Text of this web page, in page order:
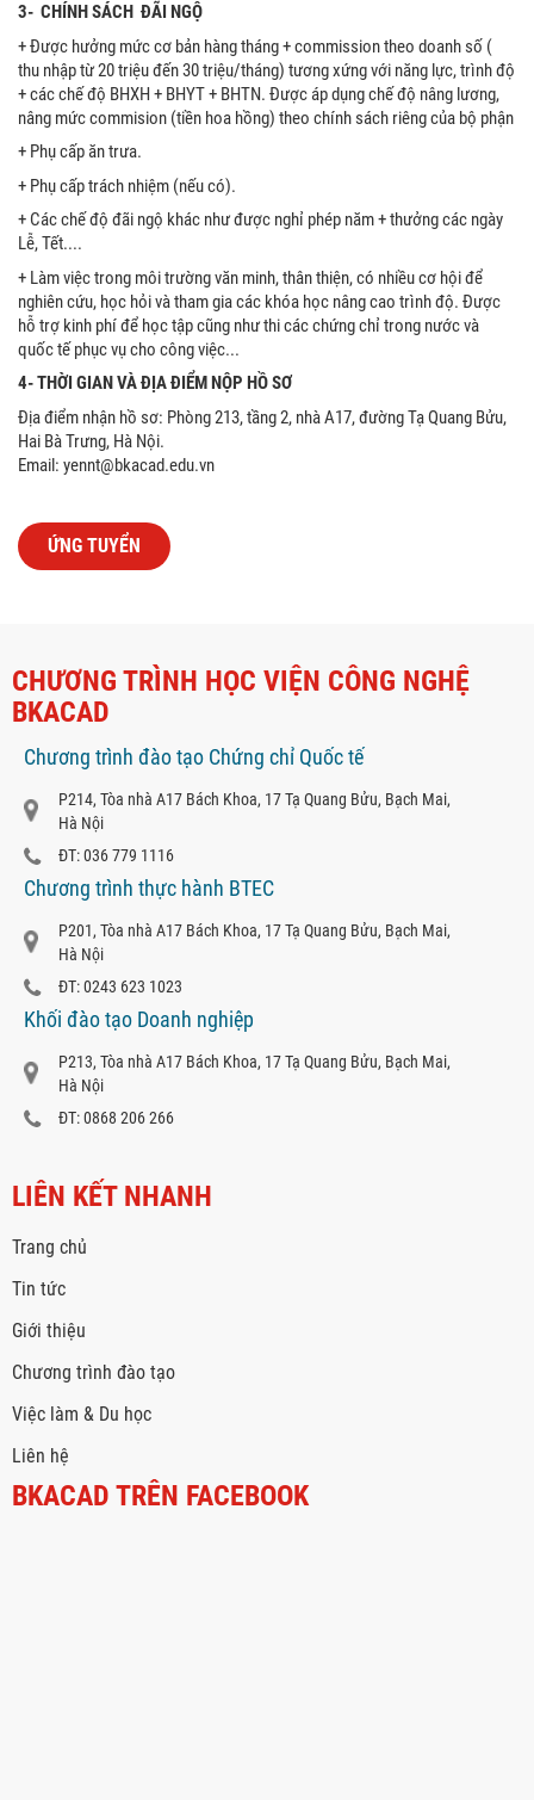
3- CHÍNH SÁCH ĐÃI NGỘ
+ Được hưởng mức cơ bản hàng tháng + commission theo doanh số (
thu nhập từ 20 triệu đến 30 triệu/tháng) tương xứng với năng lực, trình độ
+ các chế độ BHXH + BHYT + BHTN. Được áp dụng chế độ nâng lương,
nâng mức commision (tiền hoa hồng) theo chính sách riêng của bộ phận
+ Phụ cấp ăn trưa.
+ Phụ cấp trách nhiệm (nếu có).
+ Các chế độ đãi ngộ khác như được nghỉ phép năm + thưởng các ngày
Lễ, Tết....
+ Làm việc trong môi trường văn minh, thân thiện, có nhiều cơ hội để
nghiên cứu, học hỏi và tham gia các khóa học nâng cao trình độ. Được
hỗ trợ kinh phí để học tập cũng như thi các chứng chỉ trong nước và
quốc tế phục vụ cho công việc...
4- THỜI GIAN VÀ ĐỊA ĐIỂM NỘP HỒ SƠ
Địa điểm nhận hồ sơ: Phòng 213, tầng 2, nhà A17, đường Tạ Quang Bửu,
Hai Bà Trưng, Hà Nội.
Email: yennt@bkacad.edu.vn
ỨNG TUYỂN
CHƯƠNG TRÌNH HỌC VIỆN CÔNG NGHỆ
BKACAD
Chương trình đào tạo Chứng chỉ Quốc tế
P214, Tòa nhà A17 Bách Khoa, 17 Tạ Quang Bửu, Bạch Mai,
Hà Nội
ĐT: 036 779 1116
Chương trình thực hành BTEC
P201, Tòa nhà A17 Bách Khoa, 17 Tạ Quang Bửu, Bạch Mai,
Hà Nội
ĐT: 0243 623 1023
Khối đào tạo Doanh nghiệp
P213, Tòa nhà A17 Bách Khoa, 17 Tạ Quang Bửu, Bạch Mai,
Hà Nội
ĐT: 0868 206 266
LIÊN KẾT NHANH
Trang chủ
Tin tức
Giới thiệu
Chương trình đào tạo
Việc làm & Du học
Liên hệ
BKACAD TRÊN FACEBOOK